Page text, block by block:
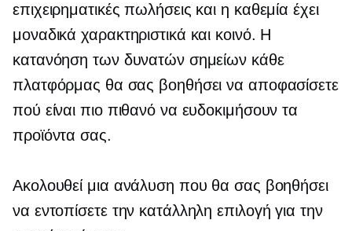
επιχειρηματικές πωλήσεις και η καθεμία έχει
μοναδικά χαρακτηριστικά και κοινό. Η
κατανόηση των δυνατών σημείων κάθε
πλατφόρμας θα σας βοηθήσει να αποφασίσετε
πού είναι πιο πιθανό να ευδοκιμήσουν τα
προϊόντα σας.
Ακολουθεί μια ανάλυση που θα σας βοηθήσει
να εντοπίσετε την κατάλληλη επιλογή για την